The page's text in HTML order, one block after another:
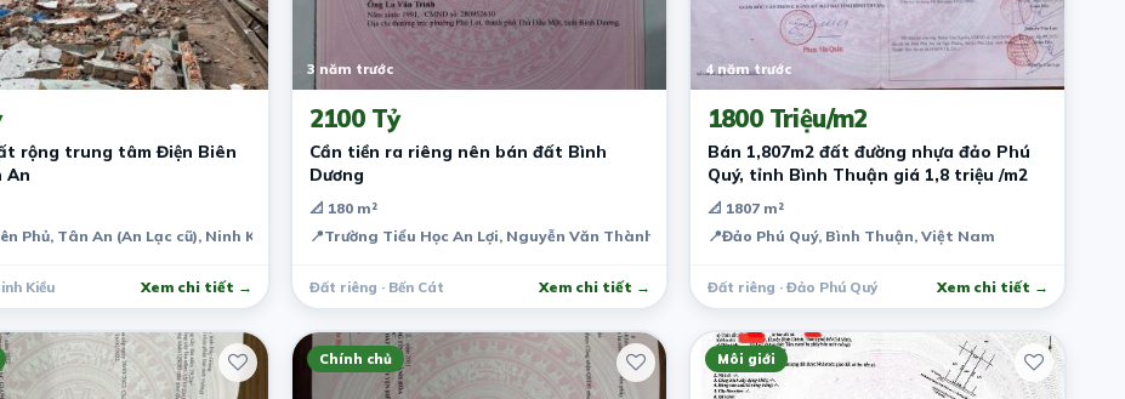
rộng trung tâm Điện Biên
An
Phủ, Tân An (An Lạc cũ), Ninh Kiều, Cần Thơ, Việt Nam
Kiều Xem chi tiết →
3 năm trước
2100 Tỷ
Cần tiền ra riêng nên bán đất Bình
Dương
📐 180 m²
📍Trường Tiểu Học An Lợi, Nguyễn Văn Thành, Hòa Lợi, Bến Cát, Bình Dương, Việt Nam
Đất riêng · Bến Cát Xem chi tiết →
4 năm trước
1800 Triệu/m2
Bán 1,807m2 đất đường nhựa đảo Phú
Quý, tỉnh Bình Thuận giá 1,8 triệu /m2
📐 1807 m²
📍Đảo Phú Quý, Bình Thuận, Việt Nam
Đất riêng · Đảo Phú Quý Xem chi tiết →
Chính chủ Môi giới